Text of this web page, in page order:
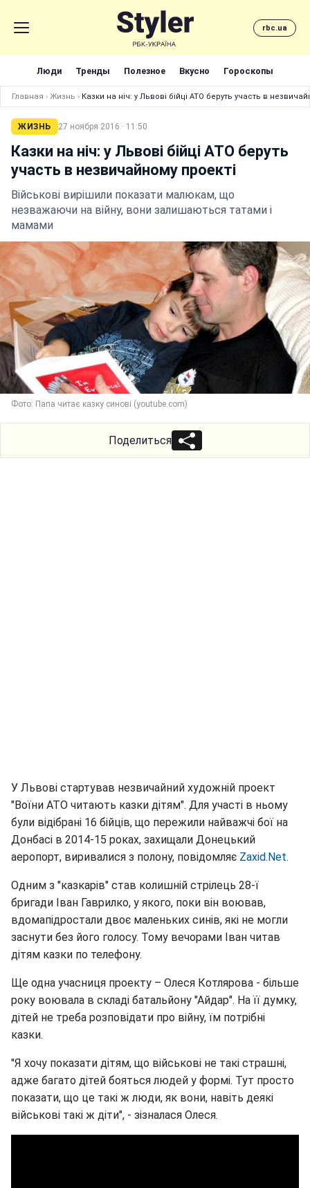
rbc.ua
Люди Тренды Полезное Вкусно Гороскопы
Главная › Жизнь › Казки на ніч: у Львові бійці АТО беруть участь в
ЖИЗНЬ 27 ноября 2016 · 11:50
Казки на ніч: у Львові бійці АТО беруть
участь в незвичайному проекті
Військові вирішили показати малюкам, що
незважаючи на війну, вони залишаються татами і
мамами
Фото: Папа читає казку синові (youtube.com)
Поделиться
У Львові стартував незвичайний художній проект
"Воїни АТО читають казки дітям". Для участі в ньому
були відібрані 16 бійців, що пережили найважчі бої на
Донбасі в 2014-15 роках, захищали Донецький
аеропорт, виривалися з полону, повідомляє Zaxid.Net.
Одним з "казкарів" став колишній стрілець 28-ї
бригади Іван Гаврилко, у якого, поки він воював,
вдомапідростали двоє маленьких синів, які не могли
заснути без його голосу. Тому вечорами Іван читав
дітям казки по телефону.
Ще одна учасниця проекту – Олеся Котлярова - більше
року воювала в складі батальйону "Айдар". На її думку,
дітей не треба розповідати про війну, їм потрібні
казки.
"Я хочу показати дітям, що військові не такі страшні,
адже багато дітей бояться людей у формі. Тут просто
показати, що це такі ж люди, як вони, навіть деякі
військові такі ж діти", - зізналася Олеся.